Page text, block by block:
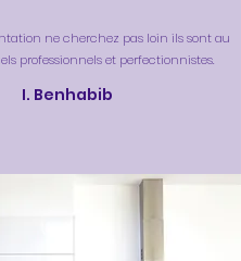
ne cherchez pas loin ils sont au
professionnels et perfectionnistes.
I. Benhabib